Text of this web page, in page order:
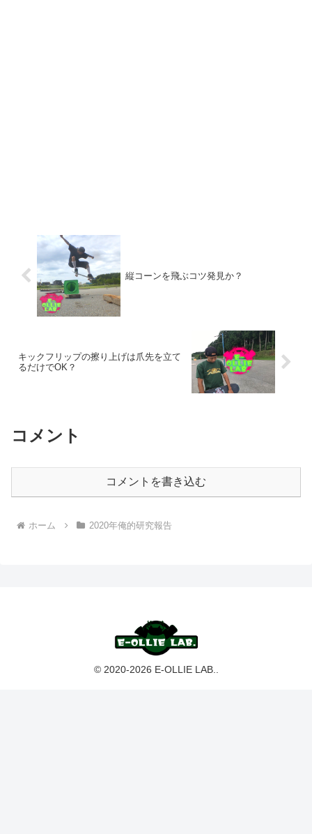
縦コーンを飛ぶコツ発見か？
キックフリップの擦り上げは爪先を立て
るだけでOK？
コメント
コメントを書き込む
ホーム 2020年俺的研究報告
© 2020-2026 E-OLLIE LAB..